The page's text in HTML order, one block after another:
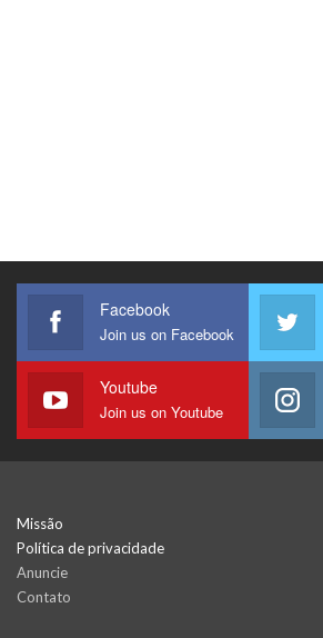
Facebook
Join us on Facebook
Youtube
Join us on Youtube
Missão
Política de privacidade
Anuncie
Contato